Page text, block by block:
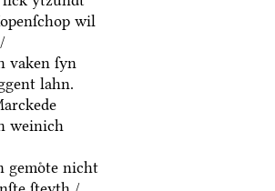
wil
vaken ſyn
lahn.
weinich
gemoͤte nicht